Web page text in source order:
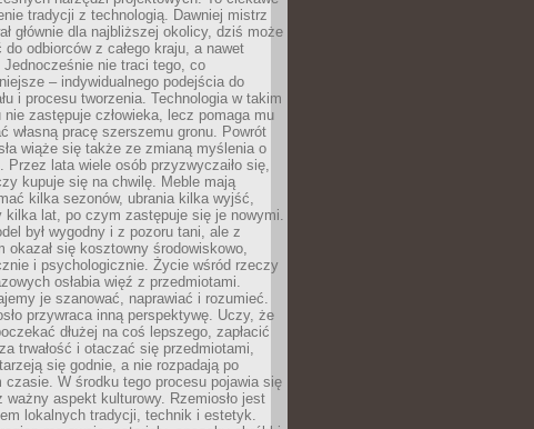
tradycji z technologią. Dawniej mistrz
głównie dla najbliższej okolicy, dziś może
do odbiorców z całego kraju, a nawet
Jednocześnie nie traci tego, co
– indywidualnego podejścia do
i procesu tworzenia. Technologia w takim
nie zastępuje człowieka, lecz pomaga mu
własną pracę szerszemu gronu. Powrót
wiąże się także ze zmianą myślenia o
Przez lata wiele osób przyzwyczaiło się,
kupuje się na chwilę. Meble mają
kilka sezonów, ubrania kilka wyjść,
kilka lat, po czym zastępuje się je nowymi.
był wygodny i z pozoru tani, ale z
okazał się kosztowny środowiskowo,
i psychologicznie. Życie wśród rzeczy
osłabia więź z przedmiotami.
je szanować, naprawiać i rozumieć.
przywraca inną perspektywę. Uczy, że
dłużej na coś lepszego, zapłacić
trwałość i otaczać się przedmiotami,
się godnie, a nie rozpadają po
czasie. W środku tego procesu pojawia się
ważny aspekt kulturowy. Rzemiosło jest
lokalnych tradycji, technik i estetyk.